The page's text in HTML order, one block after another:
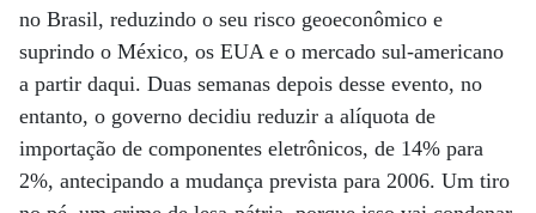
no Brasil, reduzindo o seu risco geoeconômico e
suprindo o México, os EUA e o mercado sul-americano
a partir daqui. Duas semanas depois desse evento, no
entanto, o governo decidiu reduzir a alíquota de
importação de componentes eletrônicos, de 14% para
2%, antecipando a mudança prevista para 2006. Um tiro